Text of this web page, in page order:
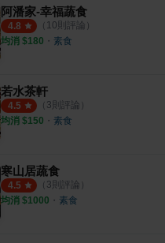
阿潘家-幸福蔬食
4.8 （ 10則評論）
均消 $180 ・ 素食
若水茶軒
4.5 （ 3則評論）
均消 $150 ・ 素食
寒山居蔬食
4.5 （ 3則評論）
均消 $1000 ・ 素食